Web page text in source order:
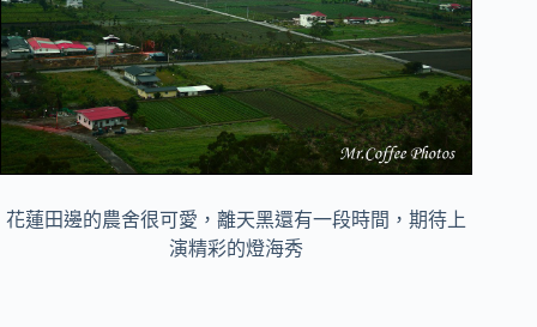
花蓮田邊的農舍很可愛，離天黑還有一段時間，期待上
演精彩的燈海秀